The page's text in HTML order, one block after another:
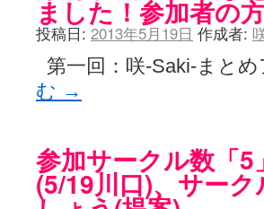
ました！参加者の
投稿日: 2013年5月19日 作成者:
第一回：咲-Saki-まと
む →
参加サークル数「
(5/19川口)、サー